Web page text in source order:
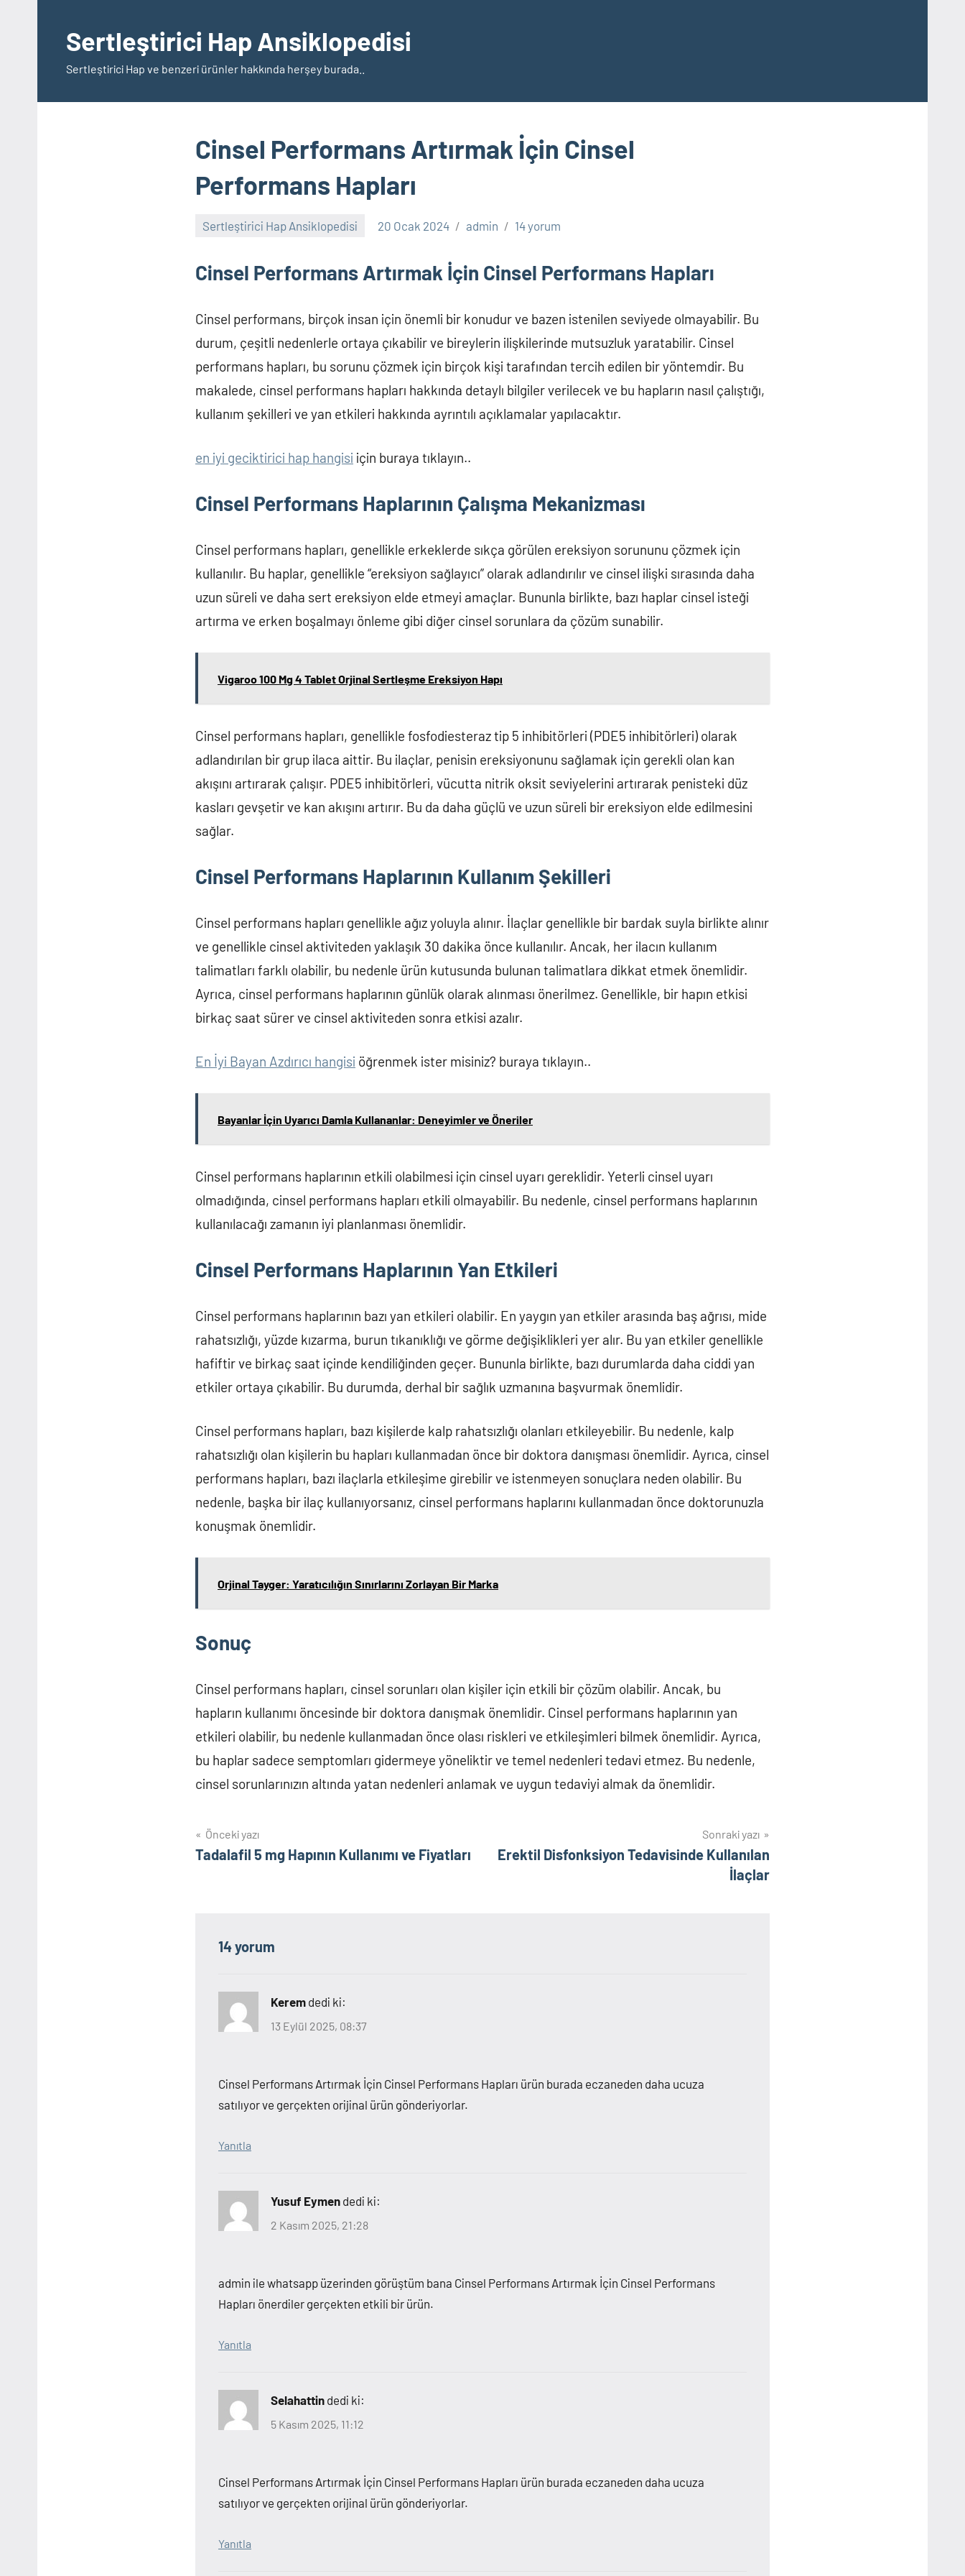
Sertleştirici Hap Ansiklopedisi
Sertleştirici Hap ve benzeri ürünler hakkında herşey burada..
Cinsel Performans Artırmak İçin Cinsel
Performans Hapları
Sertleştirici Hap Ansiklopedisi 20 Ocak 2024 admin 14 yorum
Cinsel Performans Artırmak İçin Cinsel Performans Hapları
Cinsel performans, birçok insan için önemli bir konudur ve bazen istenilen seviyede olmayabilir. Bu
durum, çeşitli nedenlerle ortaya çıkabilir ve bireylerin ilişkilerinde mutsuzluk yaratabilir. Cinsel
performans hapları, bu sorunu çözmek için birçok kişi tarafından tercih edilen bir yöntemdir. Bu
makalede, cinsel performans hapları hakkında detaylı bilgiler verilecek ve bu hapların nasıl çalıştığı,
kullanım şekilleri ve yan etkileri hakkında ayrıntılı açıklamalar yapılacaktır.
en iyi geciktirici hap hangisi için buraya tıklayın..
Cinsel Performans Haplarının Çalışma Mekanizması
Cinsel performans hapları, genellikle erkeklerde sıkça görülen ereksiyon sorununu çözmek için
kullanılır. Bu haplar, genellikle “ereksiyon sağlayıcı” olarak adlandırılır ve cinsel ilişki sırasında daha
uzun süreli ve daha sert ereksiyon elde etmeyi amaçlar. Bununla birlikte, bazı haplar cinsel isteği
artırma ve erken boşalmayı önleme gibi diğer cinsel sorunlara da çözüm sunabilir.
Vigaroo 100 Mg 4 Tablet Orjinal Sertleşme Ereksiyon Hapı
Cinsel performans hapları, genellikle fosfodiesteraz tip 5 inhibitörleri (PDE5 inhibitörleri) olarak
adlandırılan bir grup ilaca aittir. Bu ilaçlar, penisin ereksiyonunu sağlamak için gerekli olan kan
akışını artırarak çalışır. PDE5 inhibitörleri, vücutta nitrik oksit seviyelerini artırarak penisteki düz
kasları gevşetir ve kan akışını artırır. Bu da daha güçlü ve uzun süreli bir ereksiyon elde edilmesini
sağlar.
Cinsel Performans Haplarının Kullanım Şekilleri
Cinsel performans hapları genellikle ağız yoluyla alınır. İlaçlar genellikle bir bardak suyla birlikte alınır
ve genellikle cinsel aktiviteden yaklaşık 30 dakika önce kullanılır. Ancak, her ilacın kullanım
talimatları farklı olabilir, bu nedenle ürün kutusunda bulunan talimatlara dikkat etmek önemlidir.
Ayrıca, cinsel performans haplarının günlük olarak alınması önerilmez. Genellikle, bir hapın etkisi
birkaç saat sürer ve cinsel aktiviteden sonra etkisi azalır.
En İyi Bayan Azdırıcı hangisi öğrenmek ister misiniz? buraya tıklayın..
Bayanlar İçin Uyarıcı Damla Kullananlar: Deneyimler ve Öneriler
Cinsel performans haplarının etkili olabilmesi için cinsel uyarı gereklidir. Yeterli cinsel uyarı
olmadığında, cinsel performans hapları etkili olmayabilir. Bu nedenle, cinsel performans haplarının
kullanılacağı zamanın iyi planlanması önemlidir.
Cinsel Performans Haplarının Yan Etkileri
Cinsel performans haplarının bazı yan etkileri olabilir. En yaygın yan etkiler arasında baş ağrısı, mide
rahatsızlığı, yüzde kızarma, burun tıkanıklığı ve görme değişiklikleri yer alır. Bu yan etkiler genellikle
hafiftir ve birkaç saat içinde kendiliğinden geçer. Bununla birlikte, bazı durumlarda daha ciddi yan
etkiler ortaya çıkabilir. Bu durumda, derhal bir sağlık uzmanına başvurmak önemlidir.
Cinsel performans hapları, bazı kişilerde kalp rahatsızlığı olanları etkileyebilir. Bu nedenle, kalp
rahatsızlığı olan kişilerin bu hapları kullanmadan önce bir doktora danışması önemlidir. Ayrıca, cinsel
performans hapları, bazı ilaçlarla etkileşime girebilir ve istenmeyen sonuçlara neden olabilir. Bu
nedenle, başka bir ilaç kullanıyorsanız, cinsel performans haplarını kullanmadan önce doktorunuzla
konuşmak önemlidir.
Orjinal Tayger: Yaratıcılığın Sınırlarını Zorlayan Bir Marka
Sonuç
Cinsel performans hapları, cinsel sorunları olan kişiler için etkili bir çözüm olabilir. Ancak, bu
hapların kullanımı öncesinde bir doktora danışmak önemlidir. Cinsel performans haplarının yan
etkileri olabilir, bu nedenle kullanmadan önce olası riskleri ve etkileşimleri bilmek önemlidir. Ayrıca,
bu haplar sadece semptomları gidermeye yöneliktir ve temel nedenleri tedavi etmez. Bu nedenle,
cinsel sorunlarınızın altında yatan nedenleri anlamak ve uygun tedaviyi almak da önemlidir.
Yazı
gezinmesi
Önceki yazı
Tadalafil 5 mg Hapının Kullanımı ve Fiyatları
Sonraki yazı
Erektil Disfonksiyon Tedavisinde Kullanılan
İlaçlar
14 yorum
Kerem dedi ki:
13 Eylül 2025, 08:37
Cinsel Performans Artırmak İçin Cinsel Performans Hapları ürün burada eczaneden daha ucuza
satılıyor ve gerçekten orijinal ürün gönderiyorlar.
Yanıtla
Yusuf Eymen dedi ki:
2 Kasım 2025, 21:28
admin ile whatsapp üzerinden görüştüm bana Cinsel Performans Artırmak İçin Cinsel Performans
Hapları önerdiler gerçekten etkili bir ürün.
Yanıtla
Selahattin dedi ki:
5 Kasım 2025, 11:12
Cinsel Performans Artırmak İçin Cinsel Performans Hapları ürün burada eczaneden daha ucuza
satılıyor ve gerçekten orijinal ürün gönderiyorlar.
Yanıtla